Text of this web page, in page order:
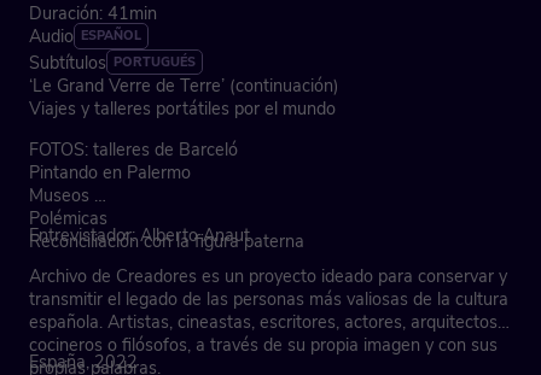
Duración: 41min
Audio ESPAÑOL
Subtítulos PORTUGUÉS
‘Le Grand Verre de Terre’ (continuación)
Viajes y talleres portátiles por el mundo
FOTOS: talleres de Barceló
Pintando en Palermo
Museos
Polémicas
Reconciliación con la figura paterna
Entrevistador: Alberto Anaut
Archivo de Creadores es un proyecto ideado para conservar y
transmitir el legado de las personas más valiosas de la cultura
española. Artistas, cineastas, escritores, actores, arquitectos,
cocineros o filósofos, a través de su propia imagen y con sus
propias palabras.
España, 2022